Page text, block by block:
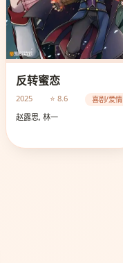
反转蜜恋
2025 ⭐ 8.6 喜剧/爱情
赵露思, 林一